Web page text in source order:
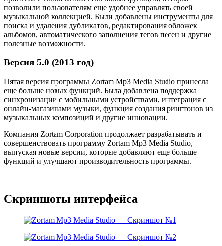
позволили пользователям еще удобнее управлять своей
музыкальной коллекцией. Были добавлены инструменты для
поиска и удаления дубликатов, редактирования обложек
альбомов, автоматического заполнения тегов песен и другие
полезные возможности.
Версия 5.0 (2013 год)
Пятая версия программы Zortam Mp3 Media Studio принесла
еще больше новых функций. Была добавлена поддержка
синхронизации с мобильными устройствами, интеграция с
онлайн-магазинами музыки, функция создания рингтонов из
музыкальных композиций и другие инновации.
Компания Zortam Corporation продолжает разрабатывать и
совершенствовать программу Zortam Mp3 Media Studio,
выпуская новые версии, которые добавляют еще больше
функций и улучшают производительность программы.
Скриншоты интерфейса